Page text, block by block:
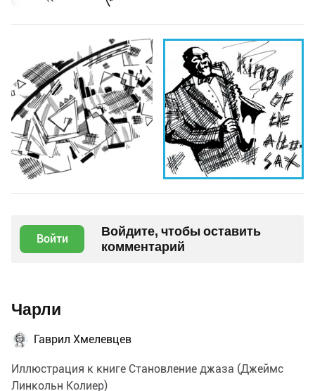
Войти
Войдите, чтобы оставить
комментарий
Чарли
Гаврил Хмелевцев
Иллюстрация к книге Становление джаза (Джеймс
Линкольн Колиер)